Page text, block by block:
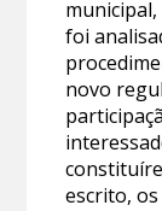
foi
novo
escrito,